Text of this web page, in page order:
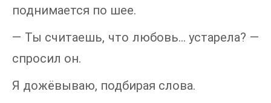
поднимается по шее.
— Ты считаешь, что любовь… устарела? —
спросил он.
Я дожёвываю, подбирая слова.